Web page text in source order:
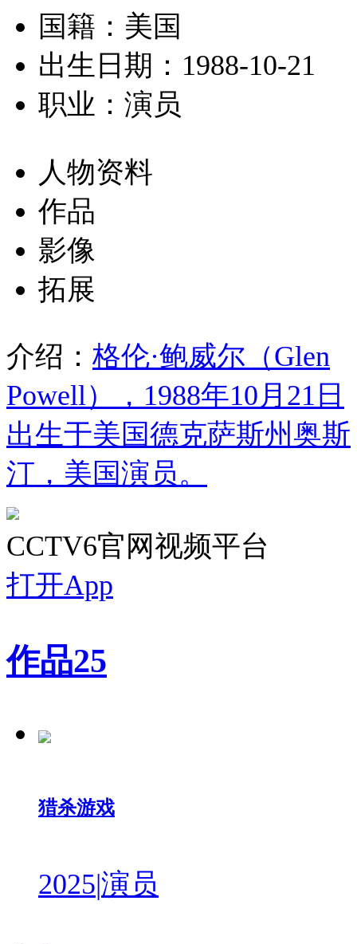
国籍：美国
出生日期：1988-10-21
职业：演员
人物资料
作品
影像
拓展
介绍： 格伦·鲍威尔（Glen
Powell），1988年10月21日
出生于美国德克萨斯州奥斯
汀，美国演员。
CCTV6官网视频平台
打开App
作品25
猎杀游戏
2025|演员